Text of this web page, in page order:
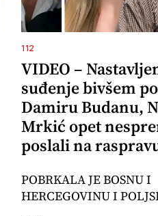
112
VIDEO –
suđenje bivšem
Damiru Budanu,
Mrkić opet
poslali na
POBRKALA JE BOSNU I
HERCEGOVINU I